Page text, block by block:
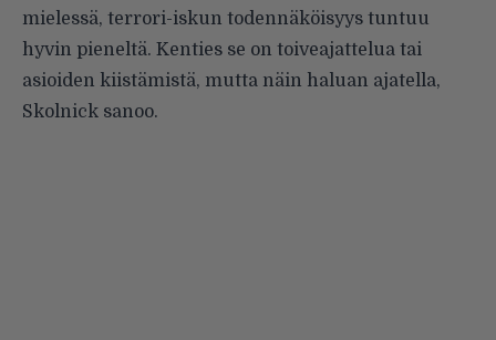
mielessä, terrori-iskun todennäköisyys tuntuu
hyvin pieneltä. Kenties se on toiveajattelua tai
asioiden kiistämistä, mutta näin haluan ajatella,
Skolnick sanoo.